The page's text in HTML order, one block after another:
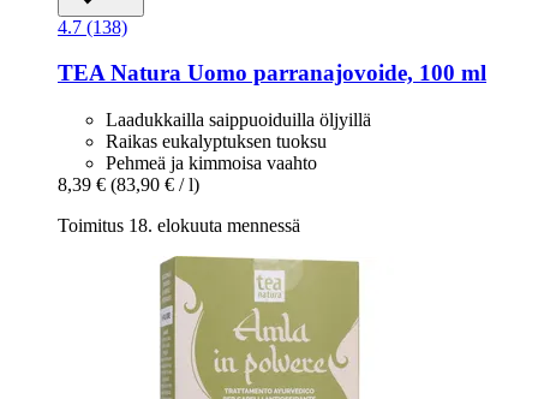
4.7 (138)
TEA Natura Uomo parranajovoide, 100 ml
Laadukkailla saippuoiduilla öljyillä
Raikas eukalyptuksen tuoksu
Pehmeä ja kimmoisa vaahto
8,39 € (83,90 € / l)
Toimitus 18. elokuuta mennessä